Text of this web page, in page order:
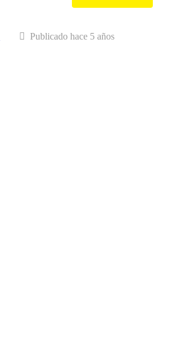
Publicado hace 5 años